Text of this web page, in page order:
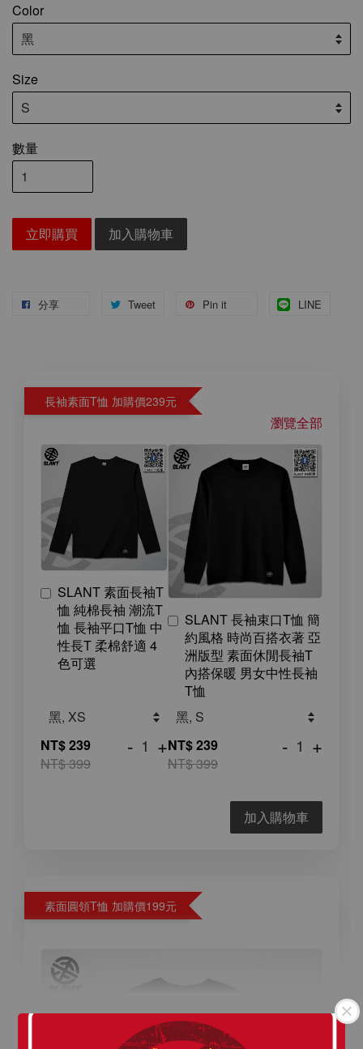
Color
Size
數量
立即購買 加入購物車
分享 Tweet Pin it LINE
長袖素面T恤 加購價239元
瀏覽全部
SLANT 素面長袖T
恤 純棉長袖 潮流T
恤 長袖平口T恤 中
性長T 柔棉舒適 4
色可選
NT$ 239
NT$ 399
- +
SLANT 長袖束口T恤 簡
約風格 時尚百搭衣著 亞
洲版型 素面休閒長袖T
內搭保暖 男女中性長袖
T恤
NT$ 239
NT$ 399
- +
加入購物車
素面圓領T恤 加購價199元
瀏覽更多